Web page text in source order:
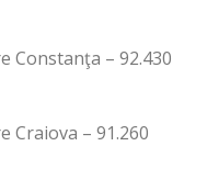
Constanţa – 92.430
Craiova – 91.260